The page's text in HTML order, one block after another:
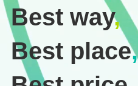
Best way,
Best place,